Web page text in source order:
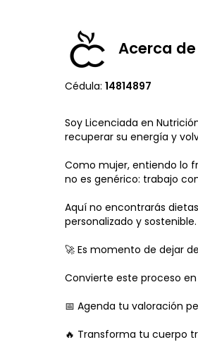
Acerca
Cédula: 14814897
Soy Licenciada en
recuperar su energía y
Como mujer, entiendo lo
no es genérico: trabajo
Aquí no encontrarás
personalizado y sostenible.
🚀 Es momento de dejar
Convierte este proceso
📅 Agenda tu valoración
🔥 Transforma tu cuerpo